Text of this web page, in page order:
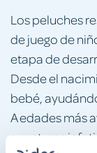
Los peluches
de juego de
etapa de
Desde el
bebé,
A edades más
aventuras